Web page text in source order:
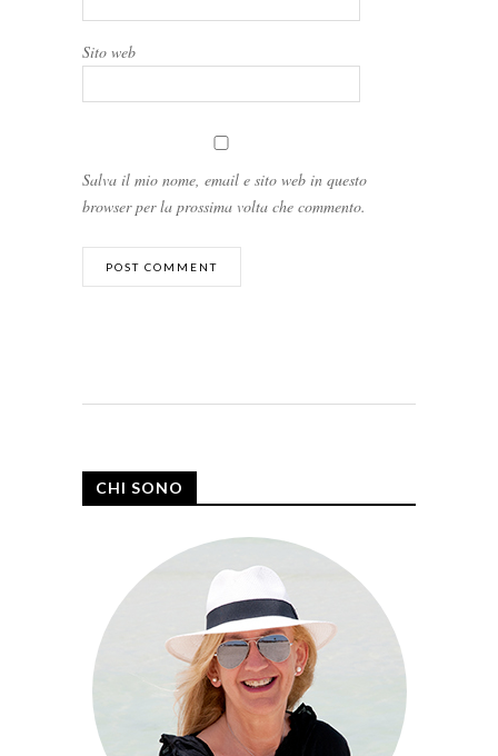
Sito web
Salva il mio nome, email e sito web in questo
browser per la prossima volta che commento.
CHI SONO